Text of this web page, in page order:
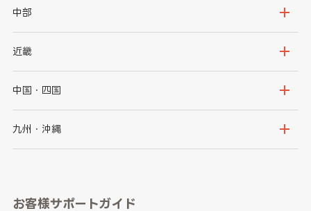
岩手県
秋田県
茨城県
群馬県
千葉県
中部
新潟県
石川県
山梨県
愛知県
近畿
大阪府
京都府
和歌山県
中国・四国
鳥取県
山口県
九州・沖縄
長崎県
お客様サポートガイド